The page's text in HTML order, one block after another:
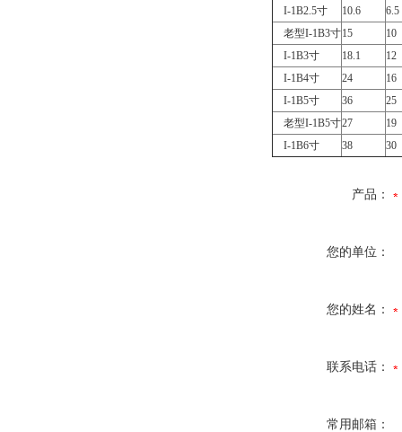
I-1B2.5寸
10.6
6.5
老型I-1B3寸15
10
I-1B3寸
18.1
12
I-1B4寸
24
16
I-1B5寸
36
25
老型I-1B5寸27
19
I-1B6寸
38 30
产品：
您的单位：
您的姓名：
联系电话：
常用邮箱：